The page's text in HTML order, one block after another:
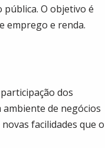
pública. O objetivo é
emprego e renda.
dos
de negócios
facilidades que o